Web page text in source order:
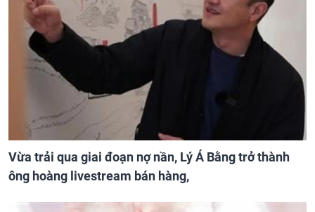
Vừa trải qua giai đoạn nợ nần, Lý Á Bằng trở thành
ông hoàng livestream bán hàng,